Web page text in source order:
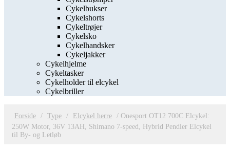
Cykelbukser
Cykelshorts
Cykeltrøjer
Cykelsko
Cykelhandsker
Cykeljakker
Cykelhjelme
Cykeltasker
Cykelholder til elcykel
Cykelbriller
Forside / Type / Elcykel herre / Onesport OT12 700C Elcykel:
250W Motor, 36V 13AH, Shimano 7-speed, Hybrid Pendler Elcykel
til By- og Letløb